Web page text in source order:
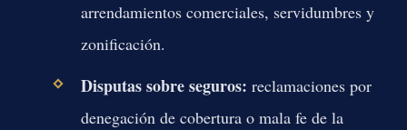
arrendamientos comerciales, servidumbres y
zonificación.
Disputas sobre seguros: reclamaciones por
denegación de cobertura o mala fe de la